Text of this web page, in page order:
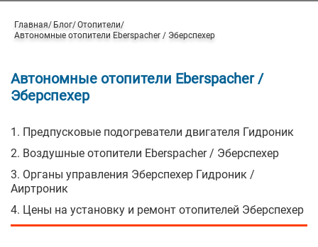
Главная Блог Отопители
Автономные отопители Eberspacher / Эберспехер
Автономные отопители Eberspacher /
Эберспехер
1. Предпусковые подогреватели двигателя Гидроник
2. Воздушные отопители Eberspacher / Эберспехер
3. Органы управления Эберспехер Гидроник /
Аиртроник
4. Цены на установку и ремонт отопителей Эберспехер